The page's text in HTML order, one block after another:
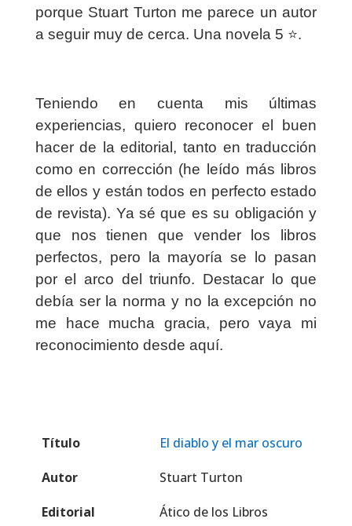
porque Stuart Turton me parece un autor
a seguir muy de cerca. Una novela 5 ⭐️.
Teniendo en cuenta mis últimas
experiencias, quiero reconocer el buen
hacer de la editorial, tanto en traducción
como en corrección (he leído más libros
de ellos y están todos en perfecto estado
de revista). Ya sé que es su obligación y
que nos tienen que vender los libros
perfectos, pero la mayoría se lo pasan
por el arco del triunfo. Destacar lo que
debía ser la norma y no la excepción no
me hace mucha gracia, pero vaya mi
reconocimiento desde aquí.
Título
El diablo y el mar oscuro
Autor
Stuart Turton
Editorial
Ático de los Libros